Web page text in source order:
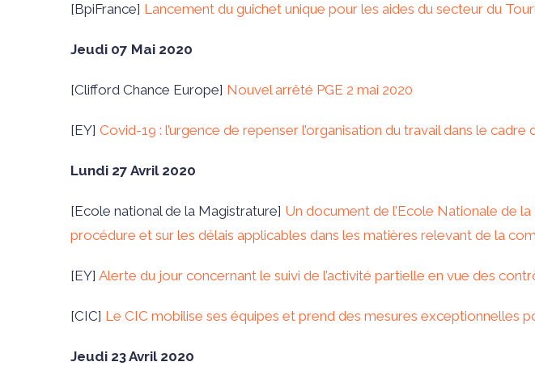
[BpiFrance] Lancement du guichet unique pour les aides du secteur du
Jeudi 07 Mai 2020
[Clifford Chance Europe] Nouvel arrêté PGE 2 mai 2020
[EY] Covid-19 : l’urgence de repenser l’organisation du travail dans le cadre
Lundi 27 Avril 2020
[Ecole national de la Magistrature] Un document de l’Ecole Nationale de
procédure et sur les délais applicables dans les matières relevant de la
[EY] Alerte du jour concernant le suivi de l’activité partielle en vue des
[CIC] Le CIC mobilise ses équipes et prend des mesures exceptionnelles
Jeudi 23 Avril 2020